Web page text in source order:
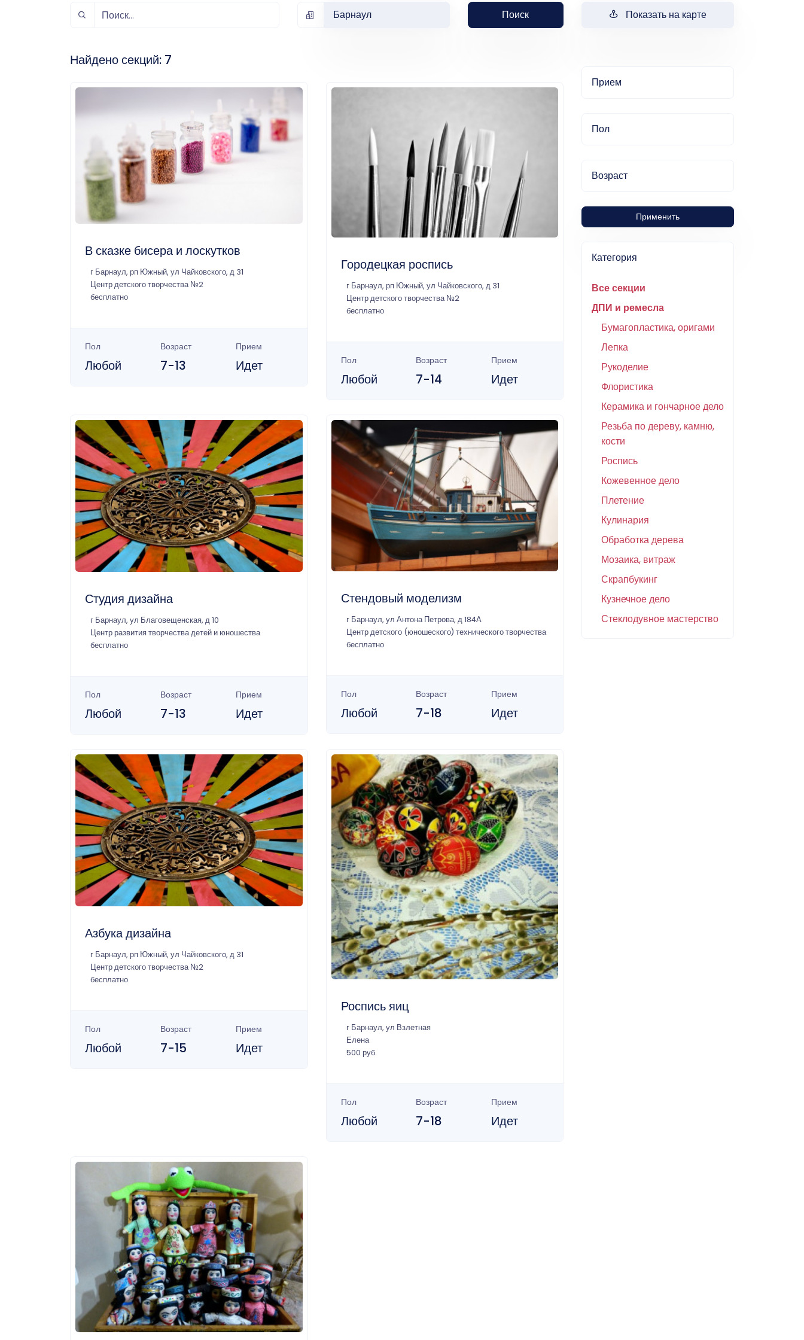
Индивидуально-
Барнаул Поиск Показать на карте
Прием
Пол
Возраст
Применить
Категория
Все секции
ДПИ и ремесла
Бумагопластика, оригами
Лепка
Рукоделие
Флористика
Керамика и гончарное дело
Резьба по дереву, камню,
кости
Роспись
Кожевенное дело
Плетение
Кулинария
Обработка дерева
Мозаика, витраж
Скрапбукинг
Кузнечное дело
Стеклодувное мастерство
Найдено секций: 7
В сказке бисера и лоскутков
г Барнаул, рп Южный, ул Чайковского, д 31
Центр детского творчества №2
бесплатно
Пол
Любой
Возраст
7-13
Прием
Идет
Городецкая роспись
г Барнаул, рп Южный, ул Чайковского, д 31
Центр детского творчества №2
бесплатно
Пол
Любой
Возраст
7-14
Прием
Идет
Студия дизайна
г Барнаул, ул Благовещенская, д 10
Центр развития творчества детей и юношества
бесплатно
Пол
Любой
Возраст
7-13
Прием
Идет
Стендовый моделизм
г Барнаул, ул Антона Петрова, д 184А
Центр детского (юношеского) технического творчества
бесплатно
Пол
Любой
Возраст
7-18
Прием
Идет
Азбука дизайна
г Барнаул, рп Южный, ул Чайковского, д 31
Центр детского творчества №2
бесплатно
Пол
Любой
Возраст
7-15
Прием
Идет
Роспись яиц
г Барнаул, ул Взлетная
Елена
500 руб.
Пол
Любой
Возраст
7-18
Прием
Идет